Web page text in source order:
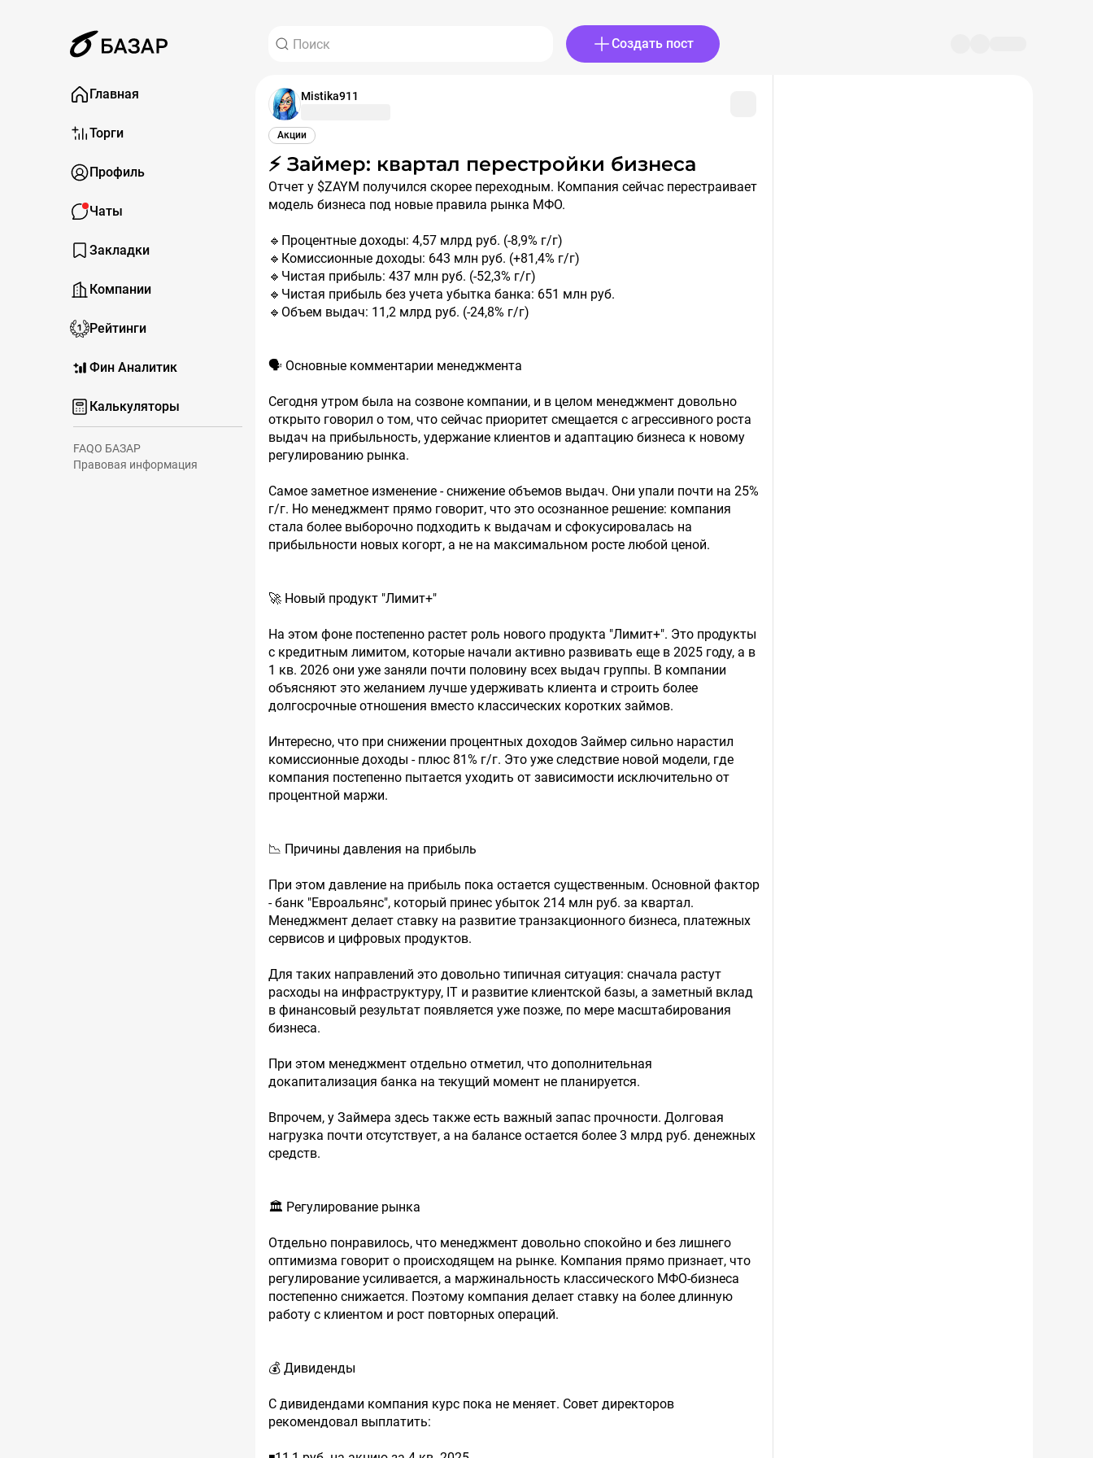
Создать пост
Главная
Торги
Профиль
Чаты
Закладки
Компании
Рейтинги
Фин Аналитик
Калькуляторы
FAQО БАЗАР
Правовая информация
Mistika911
Акции
⚡️ Займер: квартал перестройки бизнеса
Отчет у $ZAYM получился скорее переходным. Компания сейчас перестраивает
модель бизнеса под новые правила рынка МФО.
🔹Процентные доходы: 4,57 млрд руб. (-8,9% г/г)
🔹Комиссионные доходы: 643 млн руб. (+81,4% г/г)
🔹Чистая прибыль: 437 млн руб. (-52,3% г/г)
🔹Чистая прибыль без учета убытка банка: 651 млн руб.
🔹Объем выдач: 11,2 млрд руб. (-24,8% г/г)
🗣 Основные комментарии менеджмента
Сегодня утром была на созвоне компании, и в целом менеджмент довольно
открыто говорил о том, что сейчас приоритет смещается с агрессивного роста
выдач на прибыльность, удержание клиентов и адаптацию бизнеса к новому
регулированию рынка.
Самое заметное изменение - снижение объемов выдач. Они упали почти на 25%
г/г. Но менеджмент прямо говорит, что это осознанное решение: компания
стала более выборочно подходить к выдачам и сфокусировалась на
прибыльности новых когорт, а не на максимальном росте любой ценой.
🚀 Новый продукт "Лимит+"
На этом фоне постепенно растет роль нового продукта "Лимит+". Это продукты
с кредитным лимитом, которые начали активно развивать еще в 2025 году, а в
1 кв. 2026 они уже заняли почти половину всех выдач группы. В компании
объясняют это желанием лучше удерживать клиента и строить более
долгосрочные отношения вместо классических коротких займов.
Интересно, что при снижении процентных доходов Займер сильно нарастил
комиссионные доходы - плюс 81% г/г. Это уже следствие новой модели, где
компания постепенно пытается уходить от зависимости исключительно от
процентной маржи.
📉 Причины давления на прибыль
При этом давление на прибыль пока остается существенным. Основной фактор
- банк "Евроальянс", который принес убыток 214 млн руб. за квартал.
Менеджмент делает ставку на развитие транзакционного бизнеса, платежных
сервисов и цифровых продуктов.
Для таких направлений это довольно типичная ситуация: сначала растут
расходы на инфраструктуру, IT и развитие клиентской базы, а заметный вклад
в финансовый результат появляется уже позже, по мере масштабирования
бизнеса.
При этом менеджмент отдельно отметил, что дополнительная
докапитализация банка на текущий момент не планируется.
Впрочем, у Займера здесь также есть важный запас прочности. Долговая
нагрузка почти отсутствует, а на балансе остается более 3 млрд руб. денежных
средств.
🏛 Регулирование рынка
Отдельно понравилось, что менеджмент довольно спокойно и без лишнего
оптимизма говорит о происходящем на рынке. Компания прямо признает, что
регулирование усиливается, а маржинальность классического МФО-бизнеса
постепенно снижается. Поэтому компания делает ставку на более длинную
работу с клиентом и рост повторных операций.
💰 Дивиденды
С дивидендами компания курс пока не меняет. Совет директоров
рекомендовал выплатить: